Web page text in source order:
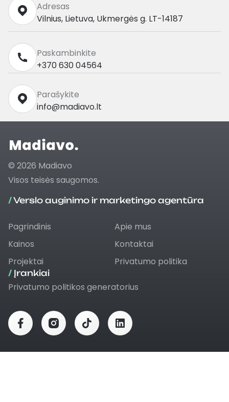
Adresas
Vilnius, Lietuva, Ukmergės g. LT-14187
Paskambinkite
+370 630 04564
Parašykite
info@madiavo.lt
© 2026 Madiavo
Visos teisės saugomos.
/Verslo auginimo ir marketingo agentūra
Pagrindinis
Kainos
Projektai
Apie mus
Kontaktai
Privatumo politika
/ Įrankiai
Privatumo politikos generatorius